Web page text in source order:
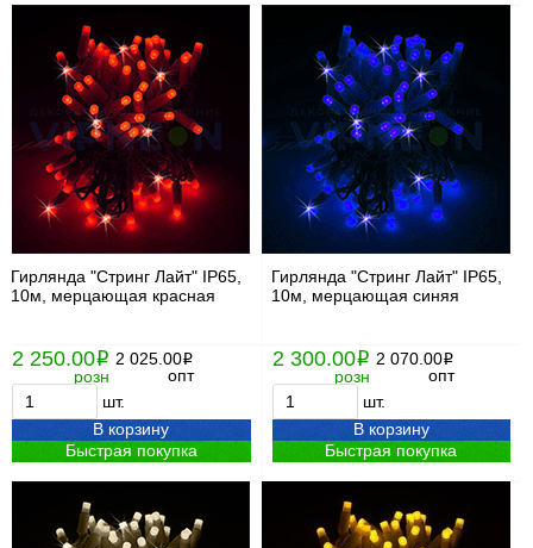
Гирлянда "Стринг Лайт" IP65,
10м, мерцающая красная
2 250.00i
розн
2 025.00i
опт
шт.
В корзину
Быстрая покупка
Гирлянда "Стринг Лайт" IP65,
10м, мерцающая синяя
2 300.00i
розн
2 070.00i
опт
шт.
В корзину
Быстрая покупка